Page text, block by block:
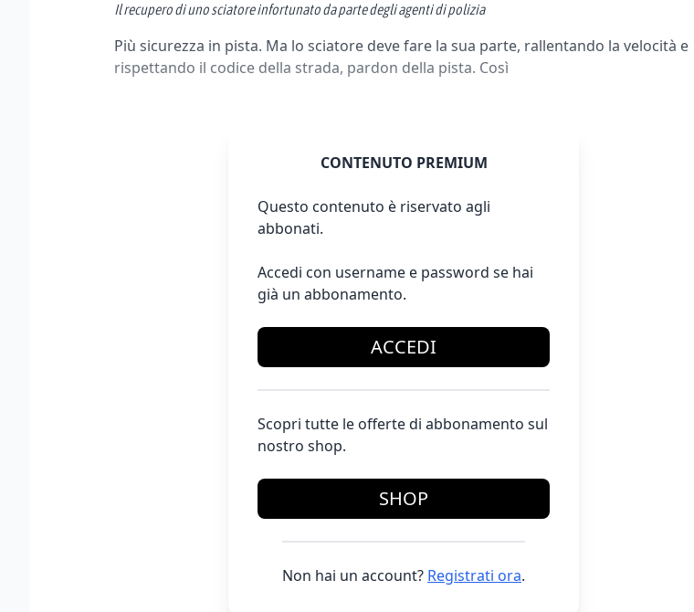
Il recupero di uno sciatore infortunato da parte degli agenti di polizia
Più sicurezza in pista. Ma lo sciatore deve fare la sua parte, rallentando la velocità e
rispettando il codice della strada, pardon della pista. Così
CONTENUTO PREMIUM
Questo contenuto è riservato agli
abbonati.
Accedi con username e password se hai
già un abbonamento.
ACCEDI
Scopri tutte le offerte di abbonamento sul
nostro shop.
SHOP
Non hai un account? Registrati ora.